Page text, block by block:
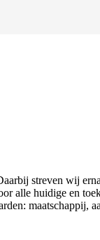
streven wij
alle huidige en
maatschappij,